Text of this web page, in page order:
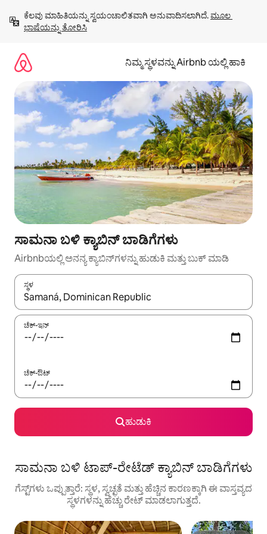
ಹೋಗಿ
ಕೆಲವು ಮಾಹಿತಿಯನ್ನು ಸ್ವಯಂಚಾಲಿತವಾಗಿ ಅನುವಾದಿಸಲಾಗಿದೆ. ಮೂಲ
ಭಾಷೆಯನ್ನು ತೋರಿಸಿ
ನಿಮ್ಮ ಸ್ಥಳವನ್ನು Airbnb ಯಲ್ಲಿ ಹಾಕಿ
ಸಾಮನಾ ಬಳಿ ಕ್ಯಾಬಿನ್ ಬಾಡಿಗೆಗಳು
Airbnbಯಲ್ಲಿ ಅನನ್ಯ ಕ್ಯಾಬಿನ್‌ಗಳನ್ನು ಹುಡುಕಿ ಮತ್ತು ಬುಕ್ ಮಾಡಿ
ಸ್ಥಳ
ಫಲಿತಾಂಶಗಳು ಲಭ್ಯವಿರುವಾಗ, ಅಪ್ ಮತ್ತು ಡೌನ್ ಬಾಣದ ಕೀಲಿಗಳೊಂದಿಗೆ
ಚೆಕ್-ಇನ್
ಚೆಕ್-ಔಟ್
ಹುಡುಕಿ
ಸಾಮನಾ ಬಳಿ ಟಾಪ್-ರೇಟೆಡ್ ಕ್ಯಾಬಿನ್ ಬಾಡಿಗೆಗಳು
ಗೆಸ್ಟ್‌ಗಳು ಒಪ್ಪುತ್ತಾರೆ: ಸ್ಥಳ, ಸ್ವಚ್ಛತೆ ಮತ್ತು ಹೆಚ್ಚಿನ ಕಾರಣಕ್ಕಾಗಿ ಈ ವಾಸ್ತವ್ಯದ
ಸ್ಥಳಗಳನ್ನು ಹೆಚ್ಚು ರೇಟ್ ಮಾಡಲಾಗುತ್ತದೆ.